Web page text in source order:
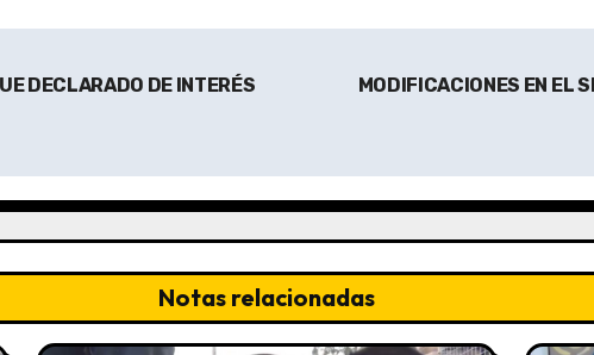
DECLARADO DE INTERÉS
MODIFICACIONES EN EL
Notas relacionadas